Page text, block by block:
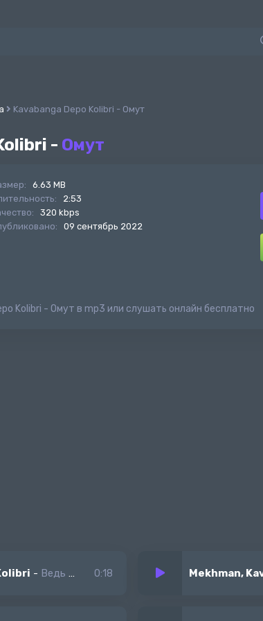
Kavabanga Depo Kolibri - Омут
- Омут
6.63 MB
2:53
320 kbps
09 сентябрь 2022
Kolibri - Омут в mp3 или слушать онлайн бесплатно
- Ведь ты попал в омут беги 0:18